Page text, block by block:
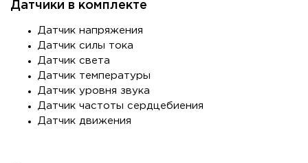
Датчики в комплекте
Датчик напряжения
Датчик силы тока
Датчик света
Датчик температуры
Датчик уровня звука
Датчик частоты сердцебиения
Датчик движения